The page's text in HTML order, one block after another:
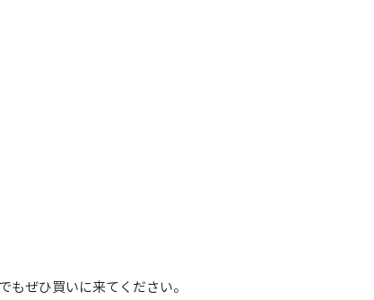
もぜひ買いに来てください。